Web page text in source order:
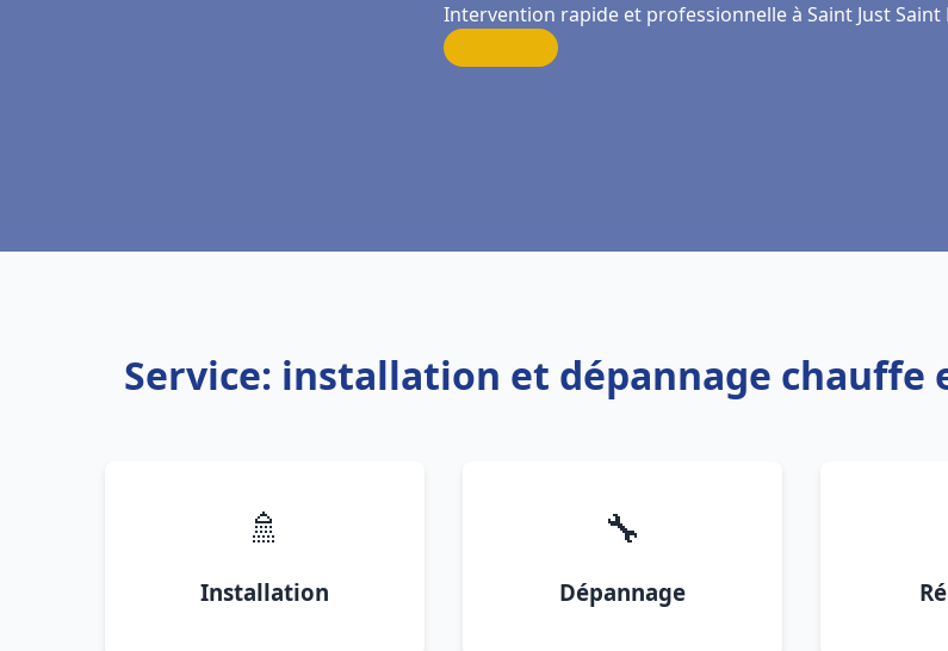
Intervention rapide et professionnelle à Saint Just Saint
Service: installation et dépannage chauffe
🚿
Installation
🔧
Dépannage